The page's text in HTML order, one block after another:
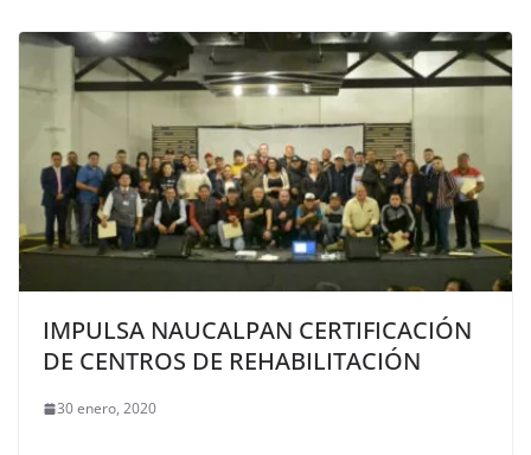
IMPULSA NAUCALPAN CERTIFICACIÓN
DE CENTROS DE REHABILITACIÓN
30 enero, 2020